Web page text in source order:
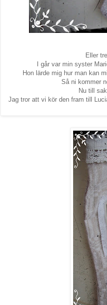
Eller
I går var min syster
Hon lärde mig hur man kan
Så ni kommer
Nu till
Jag tror att vi kör den fram till